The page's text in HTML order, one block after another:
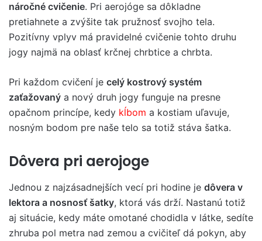
náročné cvičenie. Pri aerojóge sa dôkladne
pretiahnete a zvýšite tak pružnosť svojho tela.
Pozitívny vplyv má pravidelné cvičenie tohto druhu
jogy najmä na oblasť krčnej chrbtice a chrbta.
Pri každom cvičení je celý kostrový systém
zaťažovaný a nový druh jogy funguje na presne
opačnom princípe, kedy kĺbom a kostiam uľavuje,
nosným bodom pre naše telo sa totiž stáva šatka.
Dôvera pri aerojoge
Jednou z najzásadnejších vecí pri hodine je dôvera v
lektora a nosnosť šatky, ktorá vás drží. Nastanú totiž
aj situácie, kedy máte omotané chodidla v látke, sedíte
zhruba pol metra nad zemou a cvičiteľ dá pokyn, aby